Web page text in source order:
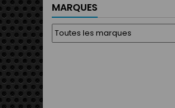
MARQUES